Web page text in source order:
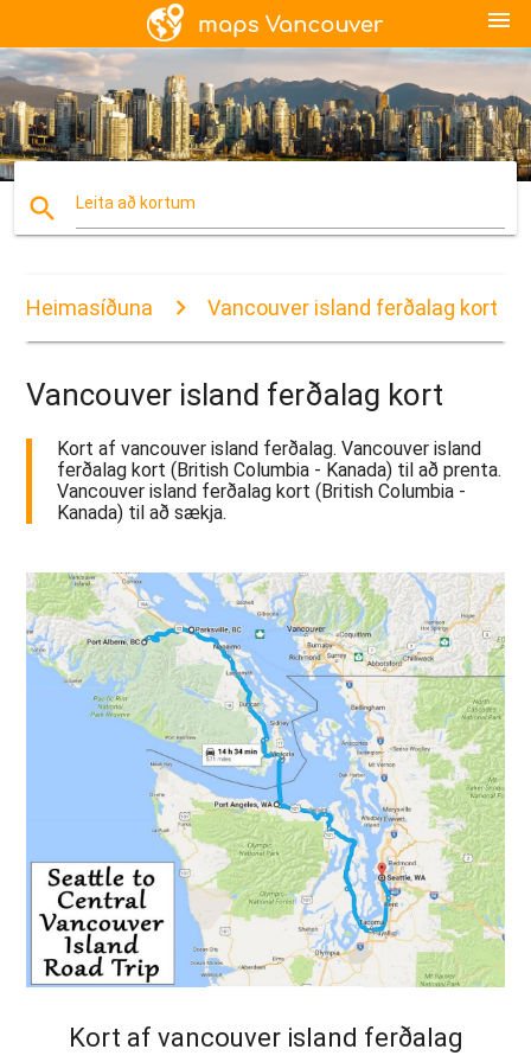
menu
search Leita að kortum
Heimasíðuna Vancouver island ferðalag kort
Vancouver island ferðalag kort
Kort af vancouver island ferðalag. Vancouver island
ferðalag kort (British Columbia - Kanada) til að prenta.
Vancouver island ferðalag kort (British Columbia -
Kanada) til að sækja.
Kort af vancouver island ferðalag